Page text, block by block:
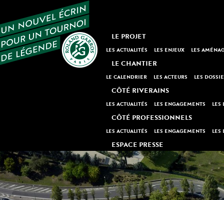
LE PROJET
LES ACTUALITÉS LES ENJEUX LES
LE CHANTIER
LE CALENDRIER LES ACTEURS LES
CÔTÉ RIVERAINS
LES ACTUALITÉS LES ENGAGEMENTS LES
CÔTÉ PROFESSIONNELS
LES ACTUALITÉS LES ENGAGEMENTS LES
ESPACE PRESSE